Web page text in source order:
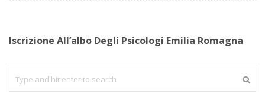
Iscrizione All’albo Degli Psicologi Emilia Romagna